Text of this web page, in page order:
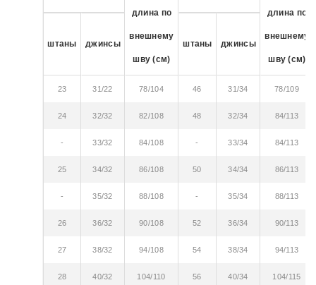
длина по
внешнему
шву (см)
длина по
внешнему
шву (см)
штаны джинсы штаны джинсы
23 31/22 78/104 46 31/34 78/109
24 32/32 82/108 48 32/34 84/113
- 33/32 84/108 - 33/34 84/113
25 34/32 86/108 50 34/34 86/113
- 35/32 88/108 - 35/34 88/113
26 36/32 90/108 52 36/34 90/113
27 38/32 94/108 54 38/34 94/113
28 40/32 104/110 56 40/34 104/115